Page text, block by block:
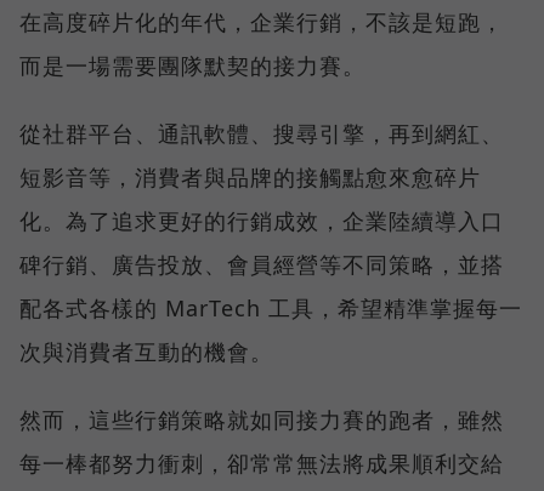
在高度碎片化的年代，企業行銷，不該是短跑，
而是一場需要團隊默契的接力賽。
從社群平台、通訊軟體、搜尋引擎，再到網紅、
短影音等，消費者與品牌的接觸點愈來愈碎片
化。為了追求更好的行銷成效，企業陸續導入口
碑行銷、廣告投放、會員經營等不同策略，並搭
配各式各樣的 MarTech 工具，希望精準掌握每一
次與消費者互動的機會。
然而，這些行銷策略就如同接力賽的跑者，雖然
每一棒都努力衝刺，卻常常無法將成果順利交給